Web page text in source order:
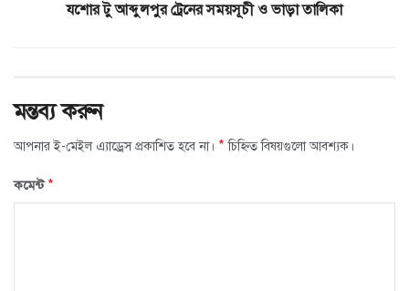
যশোর টু আব্দুলপুর ট্রেনের সময়সূচী ও ভাড়া তালিকা
মন্তব্য করুন
আপনার ই-মেইল এ্যাড্রেস প্রকাশিত হবে না। * চিহ্নিত বিষয়গুলো আবশ্যক।
কমেন্ট*